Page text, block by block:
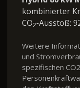
kombinierter
CO2-Ausstoß:
Weitere
und
spezifischen